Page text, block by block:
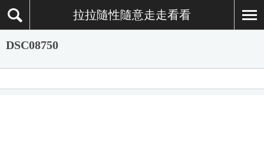
拉拉隨性隨意走走看看
DSC08750